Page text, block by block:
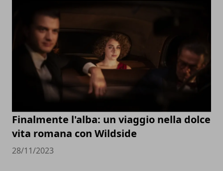
Finalmente l'alba: un viaggio nella dolce
vita romana con Wildside
28/11/2023